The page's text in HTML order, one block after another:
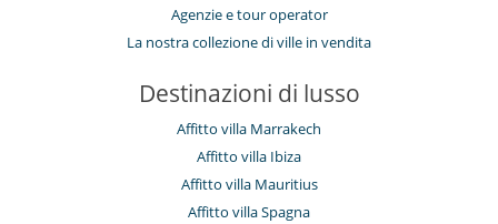
Agenzie e tour operator
La nostra collezione di ville in vendita
Destinazioni di lusso
Affitto villa Marrakech
Affitto villa Ibiza
Affitto villa Mauritius
Affitto villa Spagna